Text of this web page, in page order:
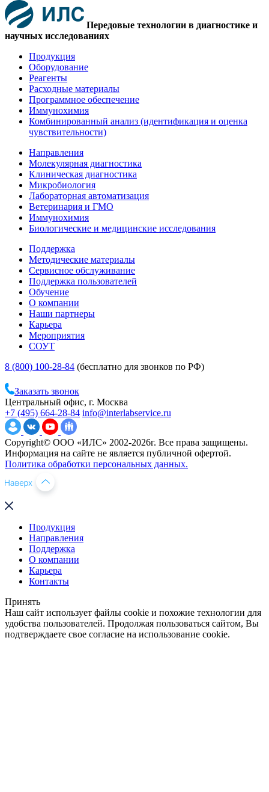
Передовые технологии в диагностике и
научных исследованиях
Продукция
Оборудование
Реагенты
Расходные материалы
Программное обеспечение
Иммунохимия
Комбинированный анализ (идентификация и оценка
чувствительности)
Направления
Молекулярная диагностика
Клиническая диагностика
Микробиология
Лабораторная автоматизация
Ветеринария и ГМО
Иммунохимия
Биологические и медицинские исследования
Поддержка
Методические материалы
Сервисное обслуживание
Поддержка пользователей
Обучение
О компании
Наши партнеры
Карьера
Мероприятия
СОУТ
8 (800) 100-28-84 (бесплатно для звонков по РФ)
Заказать звонок
Центральный офис, г. Москва
+7 (495) 664-28-84 info@interlabservice.ru
Copyright© ООО «ИЛС» 2002-2026г. Все права защищены.
Информация на сайте не является публичной офертой.
Политика обработки персональных данных.
Продукция
Направления
Поддержка
О компании
Карьера
Контакты
Принять
Наш сайт использует файлы cookie и похожие технологии для
удобства пользователей. Продолжая пользоваться сайтом, Вы
подтверждаете свое согласие на использование cookie.